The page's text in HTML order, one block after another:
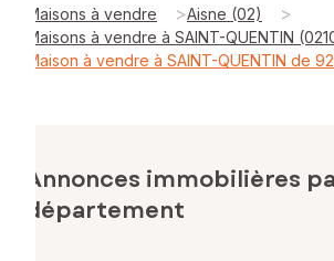
Maisons à vendre >Aisne (02) >
Maisons à vendre à SAINT-QUENTIN
Maison à vendre à SAINT-QUENTIN de
Annonces immobilières
département